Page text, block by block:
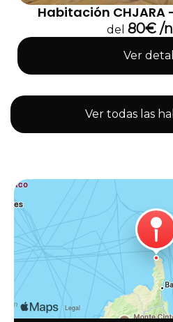
Habitación
del 80€ /
Ver
Ver todas las